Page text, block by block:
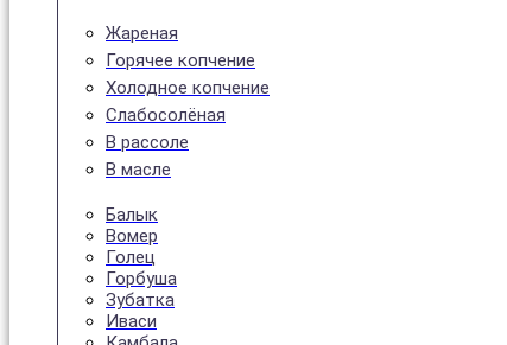
Жареная
Горячее копчение
Холодное копчение
Слабосолёная
В рассоле
В масле
Балык
Вомер
Голец
Горбуша
Зубатка
Иваси